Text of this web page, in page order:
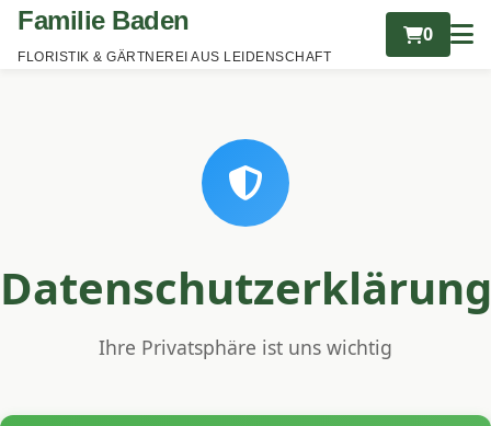
Familie Baden
FLORISTIK & GÄRTNEREI AUS LEIDENSCHAFT
0
Datenschutzerklärung
Ihre Privatsphäre ist uns wichtig